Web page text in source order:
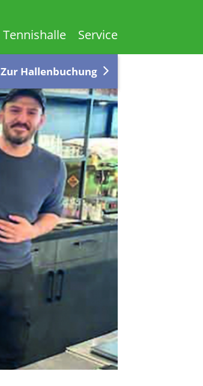
Tennishalle Service
Zur Hallenbuchung